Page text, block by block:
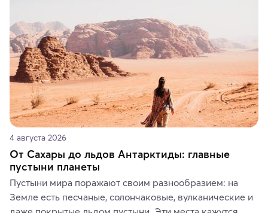
где их купить.
4 августа 2026
От Сахары до льдов Антарктиды: главные
пустыни планеты
Пустыни мира поражают своим разнообразием: на
Земле есть песчаные, солончаковые, вулканические и